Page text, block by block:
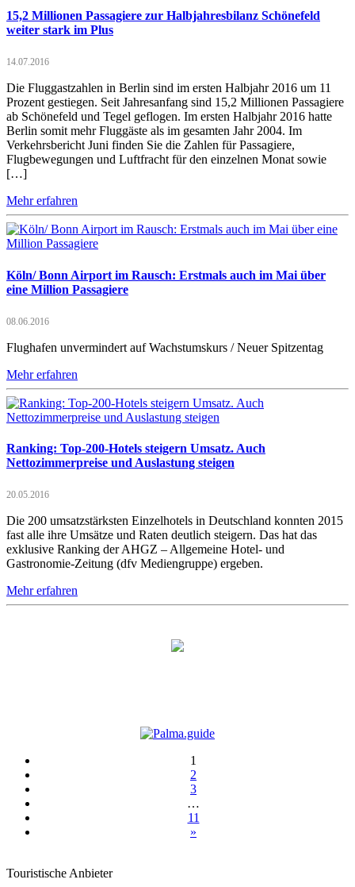
15,2 Millionen Passagiere zur Halbjahresbilanz Schönefeld
weiter stark im Plus
14.07.2016
Die Fluggastzahlen in Berlin sind im ersten Halbjahr 2016 um 11
Prozent gestiegen. Seit Jahresanfang sind 15,2 Millionen Passagiere
ab Schönefeld und Tegel geflogen. Im ersten Halbjahr 2016 hatte
Berlin somit mehr Fluggäste als im gesamten Jahr 2004. Im
Verkehrsbericht Juni finden Sie die Zahlen für Passagiere,
Flugbewegungen und Luftfracht für den einzelnen Monat sowie
[…]
Mehr erfahren
Köln/ Bonn Airport im Rausch: Erstmals auch im Mai über
eine Million Passagiere
08.06.2016
Flughafen unvermindert auf Wachstumskurs / Neuer Spitzentag
Mehr erfahren
Ranking: Top-200-Hotels steigern Umsatz. Auch
Nettozimmerpreise und Auslastung steigen
20.05.2016
Die 200 umsatzstärksten Einzelhotels in Deutschland konnten 2015
fast alle ihre Umsätze und Raten deutlich steigern. Das hat das
exklusive Ranking der AHGZ – Allgemeine Hotel- und
Gastronomie-Zeitung (dfv Mediengruppe) ergeben.
Mehr erfahren
1
2
3
…
11
»
Touristische Anbieter